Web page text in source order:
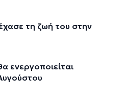
τη ζωή του στην
ενεργοποιείται